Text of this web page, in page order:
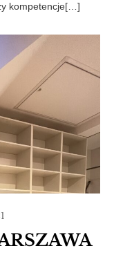
kompetencje[…]